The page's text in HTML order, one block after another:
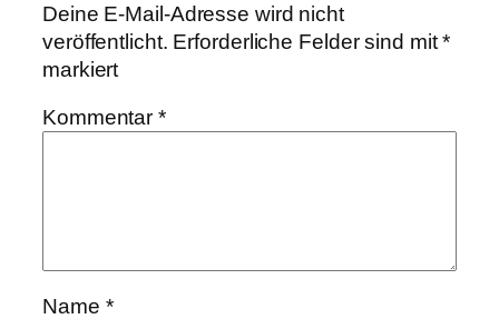
Deine E-Mail-Adresse wird nicht
veröffentlicht. Erforderliche Felder sind mit*
markiert
Kommentar*
Name *